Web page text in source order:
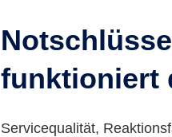
funktioniert
Servicequalität,